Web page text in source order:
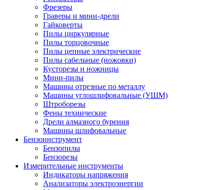
Фрезеры
Граверы и мини-дрели
Гайковерты
Пилы циркулярные
Пилы торцовочные
Пилы цепные электрические
Пилы сабельные (ножовки)
Кусторезы и ножницы
Мини-пилы
Машины отрезные по металлу
Машины углошлифовальные (УШМ)
Штроборезы
Фены технические
Дрели алмазного бурения
Машины шлифовальные
Бензоинструмент
Бензопилы
Бензорезы
Измерительные инструменты
Индикаторы напряжения
Анализаторы электроэнергии